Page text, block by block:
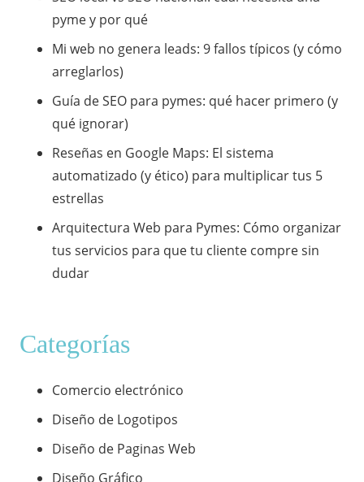
pyme y por qué
Mi web no genera leads: 9 fallos típicos (y cómo
arreglarlos)
Guía de SEO para pymes: qué hacer primero (y
qué ignorar)
​Reseñas en Google Maps: El sistema
automatizado (y ético) para multiplicar tus 5
estrellas
​Arquitectura Web para Pymes: Cómo organizar
tus servicios para que tu cliente compre sin
dudar
Categorías
Comercio electrónico
Diseño de Logotipos
Diseño de Paginas Web
Diseño Gráfico